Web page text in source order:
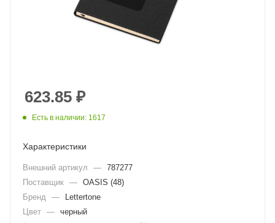
623.85 ₽
Есть в наличии: 1617
Характеристики
Внешний артикул — 787277
Поставщик — OASIS (48)
Бренд
—
Lettertone
Цвет — черный